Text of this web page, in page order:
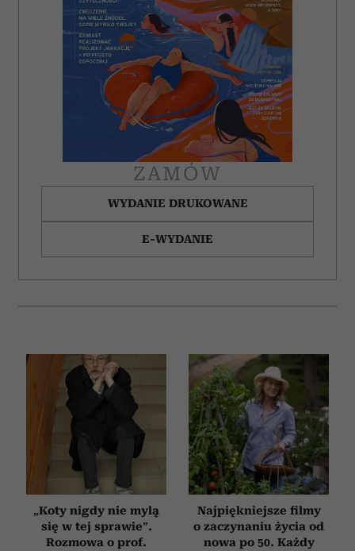
ZAMÓW
WYDANIE DRUKOWANE
E-WYDANIE
„Koty nigdy nie mylą
się w tej sprawie”.
Rozmowa o prof.
Najpiękniejsze filmy
o zaczynaniu życia od
nowa po 50. Każdy